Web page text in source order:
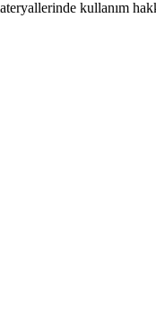
kullanım